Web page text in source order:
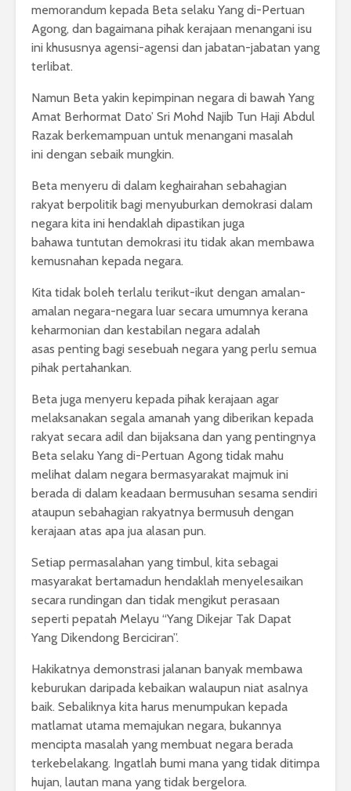
memorandum kepada Beta selaku Yang di-Pertuan
Agong, dan bagaimana pihak kerajaan menangani isu
ini khususnya agensi-agensi dan jabatan-jabatan yang
terlibat.
Namun Beta yakin kepimpinan negara di bawah Yang
Amat Berhormat Dato’ Sri Mohd Najib Tun Haji Abdul
Razak berkemampuan untuk menangani masalah
ini dengan sebaik mungkin.
Beta menyeru di dalam keghairahan sebahagian
rakyat berpolitik bagi menyuburkan demokrasi dalam
negara kita ini hendaklah dipastikan juga
bahawa tuntutan demokrasi itu tidak akan membawa
kemusnahan kepada negara.
Kita tidak boleh terlalu terikut-ikut dengan amalan-
amalan negara-negara luar secara umumnya kerana
keharmonian dan kestabilan negara adalah
asas penting bagi sesebuah negara yang perlu semua
pihak pertahankan.
Beta juga menyeru kepada pihak kerajaan agar
melaksanakan segala amanah yang diberikan kepada
rakyat secara adil dan bijaksana dan yang pentingnya
Beta selaku Yang di-Pertuan Agong tidak mahu
melihat dalam negara bermasyarakat majmuk ini
berada di dalam keadaan bermusuhan sesama sendiri
ataupun sebahagian rakyatnya bermusuh dengan
kerajaan atas apa jua alasan pun.
Setiap permasalahan yang timbul, kita sebagai
masyarakat bertamadun hendaklah menyelesaikan
secara rundingan dan tidak mengikut perasaan
seperti pepatah Melayu “Yang Dikejar Tak Dapat
Yang Dikendong Berciciran”.
Hakikatnya demonstrasi jalanan banyak membawa
keburukan daripada kebaikan walaupun niat asalnya
baik. Sebaliknya kita harus menumpukan kepada
matlamat utama memajukan negara, bukannya
mencipta masalah yang membuat negara berada
terkebelakang. Ingatlah bumi mana yang tidak ditimpa
hujan, lautan mana yang tidak bergelora.